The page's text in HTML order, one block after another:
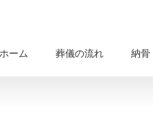
ホーム 葬儀の流れ 納骨